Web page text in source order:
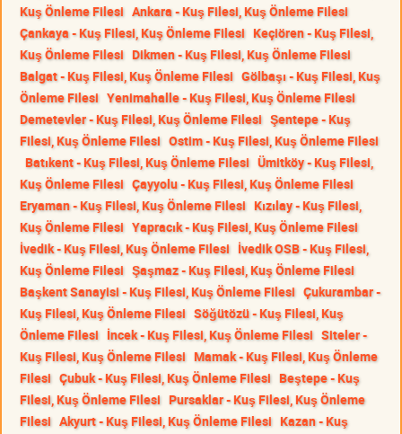
Kuş Önleme Filesi Ankara - Kuş Filesi, Kuş Önleme Filesi
Çankaya - Kuş Filesi, Kuş Önleme Filesi Keçiören - Kuş Filesi,
Kuş Önleme Filesi Dikmen - Kuş Filesi, Kuş Önleme Filesi
Balgat - Kuş Filesi, Kuş Önleme Filesi Gölbaşı - Kuş Filesi, Kuş
Önleme Filesi Yenimahalle - Kuş Filesi, Kuş Önleme Filesi
Demetevler - Kuş Filesi, Kuş Önleme Filesi Şentepe - Kuş
Filesi, Kuş Önleme Filesi Ostim - Kuş Filesi, Kuş Önleme Filesi
Batıkent - Kuş Filesi, Kuş Önleme Filesi Ümitköy - Kuş Filesi,
Kuş Önleme Filesi Çayyolu - Kuş Filesi, Kuş Önleme Filesi
Eryaman - Kuş Filesi, Kuş Önleme Filesi Kızılay - Kuş Filesi,
Kuş Önleme Filesi Yapracık - Kuş Filesi, Kuş Önleme Filesi
İvedik - Kuş Filesi, Kuş Önleme Filesi İvedik OSB - Kuş Filesi,
Kuş Önleme Filesi Şaşmaz - Kuş Filesi, Kuş Önleme Filesi
Başkent Sanayisi - Kuş Filesi, Kuş Önleme Filesi Çukurambar -
Kuş Filesi, Kuş Önleme Filesi Söğütözü - Kuş Filesi, Kuş
Önleme Filesi İncek - Kuş Filesi, Kuş Önleme Filesi Siteler -
Kuş Filesi, Kuş Önleme Filesi Mamak - Kuş Filesi, Kuş Önleme
Filesi Çubuk - Kuş Filesi, Kuş Önleme Filesi Beştepe - Kuş
Filesi, Kuş Önleme Filesi Pursaklar - Kuş Filesi, Kuş Önleme
Filesi Akyurt - Kuş Filesi, Kuş Önleme Filesi Kazan - Kuş